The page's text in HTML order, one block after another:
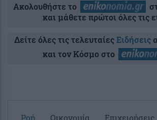
Ακολουθήστε το
και μάθετε πρώτοι όλες τις
Δείτε όλες τις τελευταίεςΕιδήσεις
και τον Κόσμο στο
Ροή Οικονομία Επιχειρήσεις